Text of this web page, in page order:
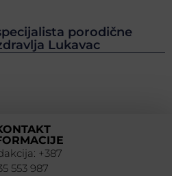
porodične
Lukavac
+387
553 987